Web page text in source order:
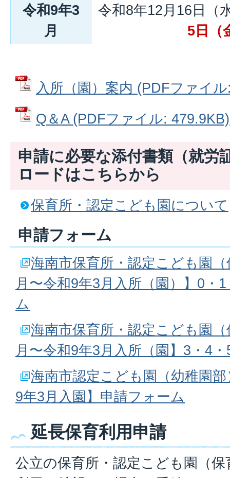
令和9年3
月
令和8年12月16日（
5日（
入所（園）案内 (PDFファイ
Q＆A (PDFファイル: 479.9KB)
申請に必要な添付書類（就労
ロードはこちらから
保育所・認定こども園について
申請フォーム
海南市保育所・認定こども園
月〜令和9年3月入所（園）】0・
ム
海南市保育所・認定こども園
月〜令和9年3月入所（園】3・4
海南市認定こども園（幼稚園
9年3月入園】申請フォーム
延長保育利用申請
公立の保育所・認定こども園（